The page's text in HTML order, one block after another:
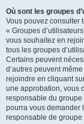
Où sont les groupes
Vous pouvez consulter
« Groupes
vous souhaitez en
tous les groupes
Certains peuvent
d’autres peuvent
rejoindre en cliquant
une approbation, vous
responsable du groupe
pourra vous demander
responsable de groupe